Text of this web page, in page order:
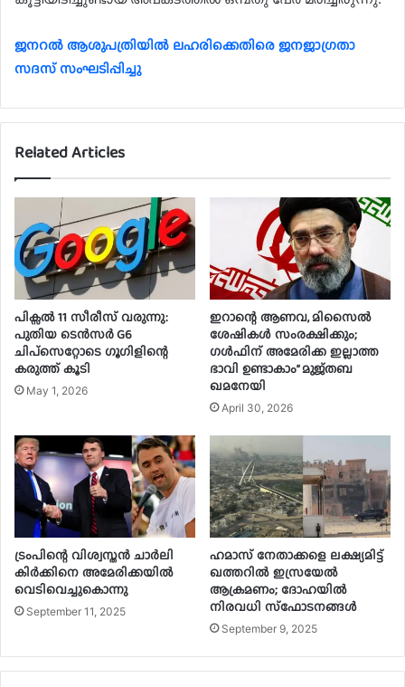
ജനറല്‍ ആശുപത്രിയില്‍ ലഹരിക്കെതിരെ ജനജാഗ്രതാ
സദസ് സംഘടിപ്പിച്ചു
Related Articles
പിക്സൽ 11 സീരീസ് വരുന്നു:
പുതിയ ടെൻസർ G6
ചിപ്‌സെറ്റോടെ ഗൂഗിളിന്റെ
കരുത്ത് കൂടി
May 1, 2026
ഇറാന്റെ ആണവ, മിസൈൽ
ശേഷികൾ സംരക്ഷിക്കും;
ഗൾഫിന് അമേരിക്ക ഇല്ലാത്ത
ഭാവി ഉണ്ടാകാം” മുജ്‌തബ
ഖമനേയി
April 30, 2026
ട്രംപിന്റെ വിശ്വസ്തന്‍ ചാര്‍ലി
കിര്‍ക്കിനെ അമേരിക്കയില്‍
വെടിവെച്ചുകൊന്നു
September 11, 2025
ഹമാസ് നേതാക്കളെ ലക്ഷ്യമിട്ട്
ഖത്തറില്‍ ഇസ്രയേല്‍
ആക്രമണം; ദോഹയില്‍
നിരവധി സ്‌ഫോടനങ്ങള്‍
September 9, 2025